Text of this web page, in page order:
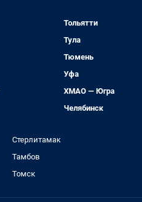
Тольятти
Тула
Тюмень
Уфа
ХМАО — Югра
Челябинск
Стерлитамак
Тамбов
Томск